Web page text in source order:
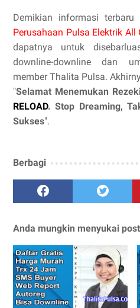
Demikian informasi terbaru
Perusahaan Pulsa Elektrik All
dapatnya untuk
downline-downline dan
member Thalita Pulsa.
"Selamat Menemukan
RELOAD. Stop Dreaming,
Sukses".
Berbagi
Anda mungkin menyukai